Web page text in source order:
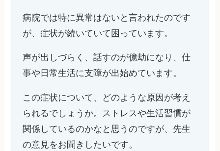
病院では特に異常はないと言われたのです
が、症状が続いていて困っています。
声が出しづらく、話すのが億劫になり、仕
事や日常生活に支障が出始めています。
この症状について、どのような原因が考え
られるでしょうか。ストレスや生活習慣が
関係しているのかなと思うのですが、先生
の意見をお聞きしたいです。